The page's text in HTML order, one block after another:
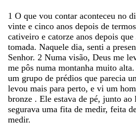
1 O que vou contar aconteceu no
vinte e cinco anos depois de termos
cativeiro e catorze anos depois que
tomada. Naquele dia, senti a
Senhor. 2 Numa visão, Deus me
me pôs numa montanha muito alta.
um grupo de prédios que parecia
levou mais para perto, e vi um
bronze . Ele estava de pé, junto ao
segurava uma fita de medir, feita
medir.